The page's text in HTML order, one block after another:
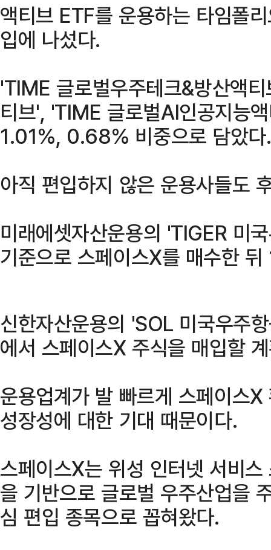
액티브 ETF를 운용하는 타임폴
입에 나섰다.
'TIME 글로벌우주테크&방산액
티브', 'TIME 글로벌AI인공지능
1.01%, 0.68% 비중으로 담았다.
아직 편입하지 않은 운용사들도
미래에셋자산운용의 'TIGER 미
기준으로 스페이스X를 매수한
신한자산운용의 'SOL 미국우주
에서 스페이스X 주식을 매입할
운용업계가 발 빠르게 스페이스
성장성에 대한 기대 때문이다.
스페이스X는 위성 인터넷 서비
을 기반으로 글로벌 우주산업을
심 편입 종목으로 꼽혀왔다.